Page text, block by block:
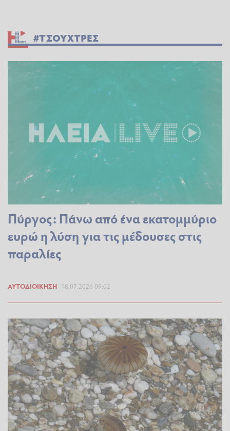
#ΤΣΟΥΧΤΡΕΣ
Πύργος: Πάνω από ένα εκατομμύριο
ευρώ η λύση για τις μέδουσες στις
παραλίες
ΑΥΤΟΔΙΟΊΚΗΣΗ 18.07.2026 09:02